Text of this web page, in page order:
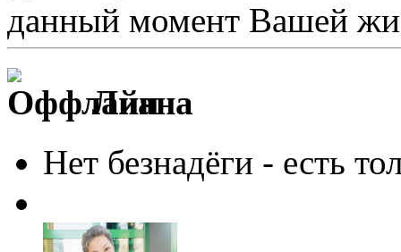
данный момент Вашей
Лиана
Нет безнадёги - есть